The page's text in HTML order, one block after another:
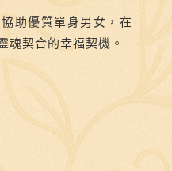
助優質單身男女，在
魂契合的幸福契機。